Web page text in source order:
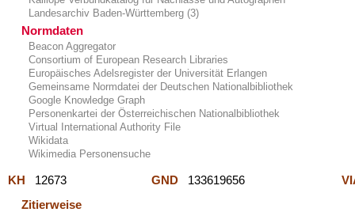
Landesarchiv Baden-Württemberg (3)
Normdaten
Beacon Aggregator
Consortium of European Research Libraries
Europäisches Adelsregister der Universität Erlangen
Gemeinsame Normdatei der Deutschen Nationalbibliothek
Google Knowledge Graph
Personenkartei der Österreichischen Nationalbibliothek
Virtual International Authority File
Wikidata
Wikimedia Personensuche
KH 12673 GND 133619656
Zitierweise